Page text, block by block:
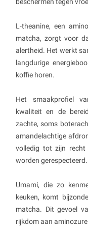
L-theanine, een
matcha, zorgt voor
alertheid. Het werkt
langdurige
koffie horen.
Het smaakprofiel
kwaliteit en de
zachte, soms
amandelachtige
volledig tot zijn recht
worden gerespecteerd.
Umami, die zo
keuken, komt
matcha. Dit gevoel
rijkdom aan